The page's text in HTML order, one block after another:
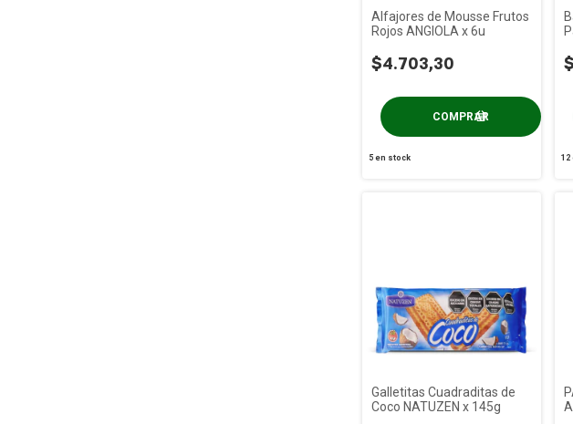
Alfajores de Mousse Frutos
Rojos ANGIOLA x 6u
$4.703,30
5en stock 12
Galletitas Cuadraditas de
Coco NATUZEN x 145g